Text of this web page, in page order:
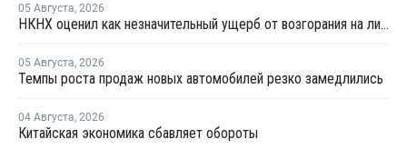
05 Августа, 2026
НКНХ оценил как незначительный ущерб от возгорания на линии полистирола
05 Августа, 2026
Темпы роста продаж новых автомобилей резко замедлились
04 Августа, 2026
Китайская экономика сбавляет обороты